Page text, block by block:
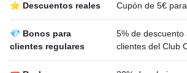
⭐ Descuentos reales Cupón de 5€
💎 Bonos para
clientes regulares
5% de descuento
clientes del Club